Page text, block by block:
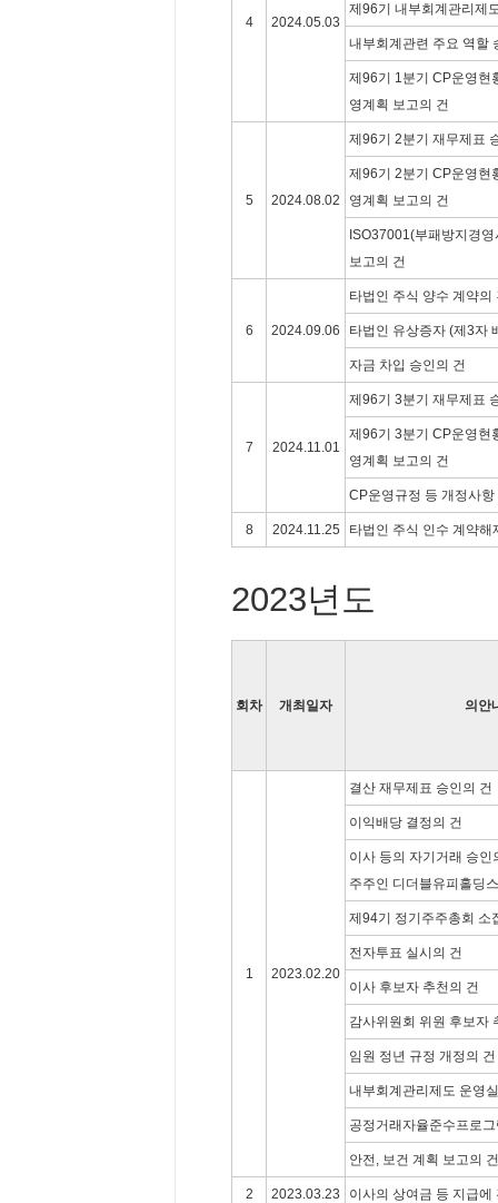
4 2024.05.03
제96기 내부회계관리제
내부회계관련 주요 역할
제96기 1분기 CP운영현
영계획 보고의 건
5 2024.08.02
제96기 2분기 재무제표
제96기 2분기 CP운영현
영계획 보고의 건
ISO37001(부패방지경
보고의 건
6 2024.09.06
타법인 주식 양수 계약의
타법인 유상증자 (제3자
자금 차입 승인의 건
7 2024.11.01
제96기 3분기 재무제표
제96기 3분기 CP운영현
영계획 보고의 건
CP운영규정 등 개정사항
8 2024.11.25 타법인 주식 인수 계약해
2023년도
회차 개최일자 의안
1 2023.02.20
결산 재무제표 승인의 건
이익배당 결정의 건
이사 등의 자기거래 승인
주주인 디더블유피홀딩
제94기 정기주주총회 소
전자투표 실시의 건
이사 후보자 추천의 건
감사위원회 위원 후보자
임원 정년 규정 개정의 건
내부회계관리제도 운영
공정거래자율준수프로
안전, 보건 계획 보고의 건
2 2023.03.23 이사의 상여금 등 지급에